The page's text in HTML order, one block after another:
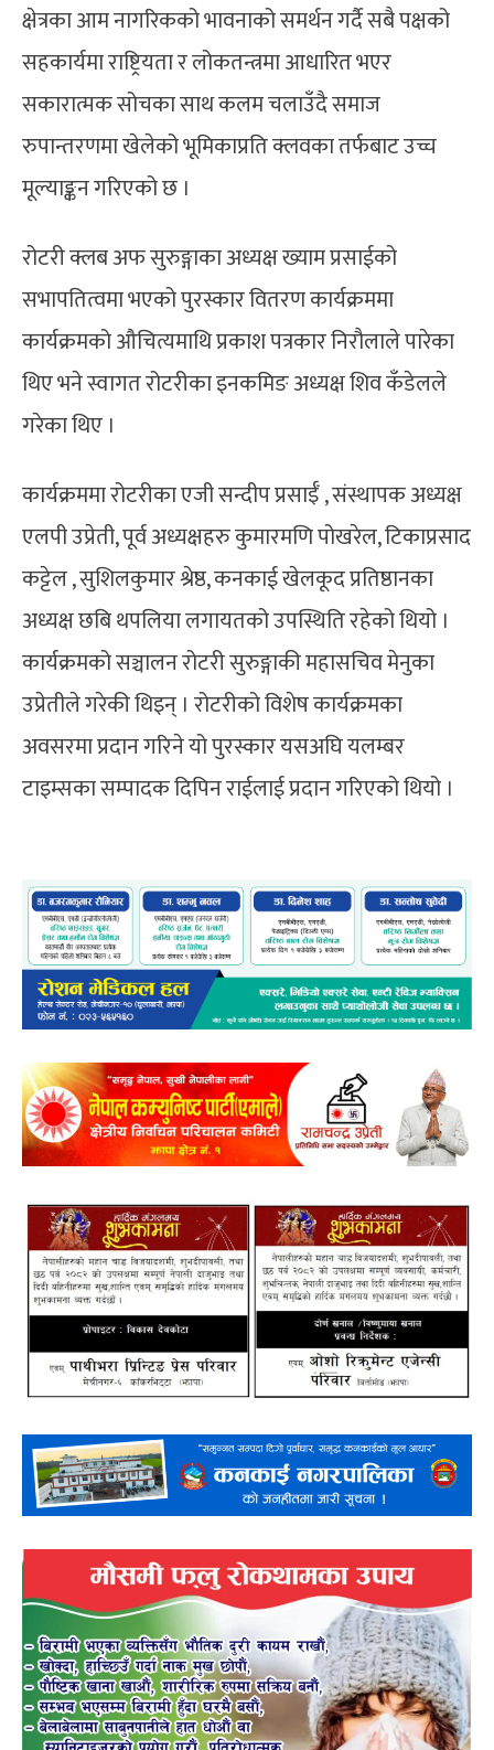
क्षेत्रका आम नागरिकको भावनाको समर्थन गर्दै सबै पक्षको
सहकार्यमा राष्ट्रियता र लोकतन्त्रमा आधारित भएर
सकारात्मक सोचका साथ कलम चलाउँदै समाज
रुपान्तरणमा खेलेको भूमिकाप्रति क्लवका तर्फबाट उच्च
मूल्याङ्कन गरिएको छ ।
रोटरी क्लब अफ सुरुङ्गाका अध्यक्ष ख्याम प्रसाईको
सभापतित्वमा भएको पुरस्कार वितरण कार्यक्रममा
कार्यक्रमको औचित्यमाथि प्रकाश पत्रकार निरौलाले पारेका
थिए भने स्वागत रोटरीका इनकमिङ अध्यक्ष शिव कँडेलले
गरेका थिए ।
कार्यक्रममा रोटरीका एजी सन्दीप प्रसाईँ , संस्थापक अध्यक्ष
एलपी उप्रेती, पूर्व अध्यक्षहरु कुमारमणि पोखरेल, टिकाप्रसाद
कट्टेल , सुशिलकुमार श्रेष्ठ, कनकाई खेलकूद प्रतिष्ठानका
अध्यक्ष छबि थपलिया लगायतको उपस्थिति रहेको थियो ।
कार्यक्रमको सञ्चालन रोटरी सुरुङ्गाकी महासचिव मेनुका
उप्रेतीले गरेकी थिइन् । रोटरीको विशेष कार्यक्रमका
अवसरमा प्रदान गरिने यो पुरस्कार यसअघि यलम्बर
टाइम्सका सम्पादक दिपिन राईलाई प्रदान गरिएको थियो ।